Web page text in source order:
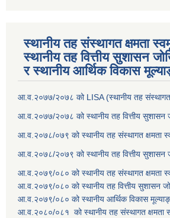
स्थानीय तह संस्थागत क्षमता
स्थानीय तह वित्तीय सुशासन
र स्थानीय आर्थिक विकास
आ.व.२०७७/२०७८ को LISA (स्थानीय तह संस्थागत
आ.व.२०७७/२०७८ को स्थानीय तह वित्तीय सुशासन
आ.व.२०७८/०७९ को स्थानीय तह संस्थागत क्षमता
आ.व.२०७८/२०७९ को स्थानीय तह वित्तीय
आ.व.२०७९/०८० को स्थानीय तह संस्थागत क्षमता
आ.व.२०७९/०८० को स्थानीय तह वित्तीय सुशासन
आ.व.२०७९/०८० को स्थानीय आर्थिक विकास
आ.व.२०८०/०८१ को स्थानीय तह संस्थागत क्षमता